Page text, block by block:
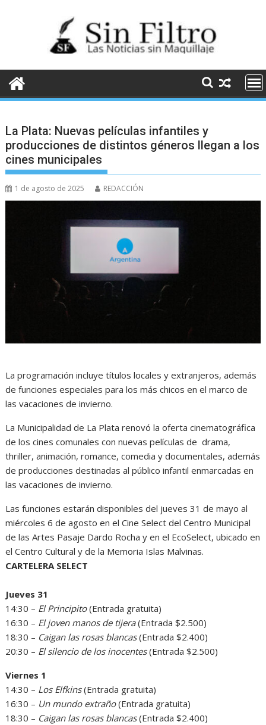
La Plata: Nuevas películas infantiles y
producciones de distintos géneros llegan a los
cines municipales
1 de agosto de 2025 REDACCIÓN
La programación incluye títulos locales y extranjeros, además
de funciones especiales para los más chicos en el marco de
las vacaciones de invierno.
La Municipalidad de La Plata renovó la oferta cinematográfica
de los cines comunales con nuevas películas de drama,
thriller, animación, romance, comedia y documentales, además
de producciones destinadas al público infantil enmarcadas en
las vacaciones de invierno.
Las funciones estarán disponibles del jueves 31 de mayo al
miércoles 6 de agosto en el Cine Select del Centro Municipal
de las Artes Pasaje Dardo Rocha y en el EcoSelect, ubicado en
el Centro Cultural y de la Memoria Islas Malvinas.
CARTELERA SELECT
Jueves 31
14:30 – El Principito(Entrada gratuita)
16:30 – El joven manos de tijera(Entrada $2.500)
18:30 – Caigan las rosas blancas(Entrada $2.400)
20:30 – El silencio de los inocentes(Entrada $2.500)
Viernes 1
14:30 – Los Elfkins(Entrada gratuita)
16:30 – Un mundo extraño(Entrada gratuita)
18:30 – Caigan las rosas blancas(Entrada $2.400)